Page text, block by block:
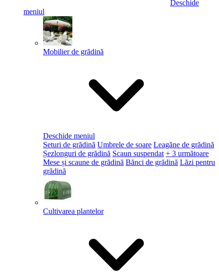
Deschide
meniul
Mobilier de grădină
Deschide meniul
Seturi de grădină Umbrele de soare Leagăne de grădină
Șezlonguri de grădină Scaun suspendat + 3 următoare
Mese și scaune de grădină Bănci de grădină Lăzi pentru
grădină
Cultivarea plantelor